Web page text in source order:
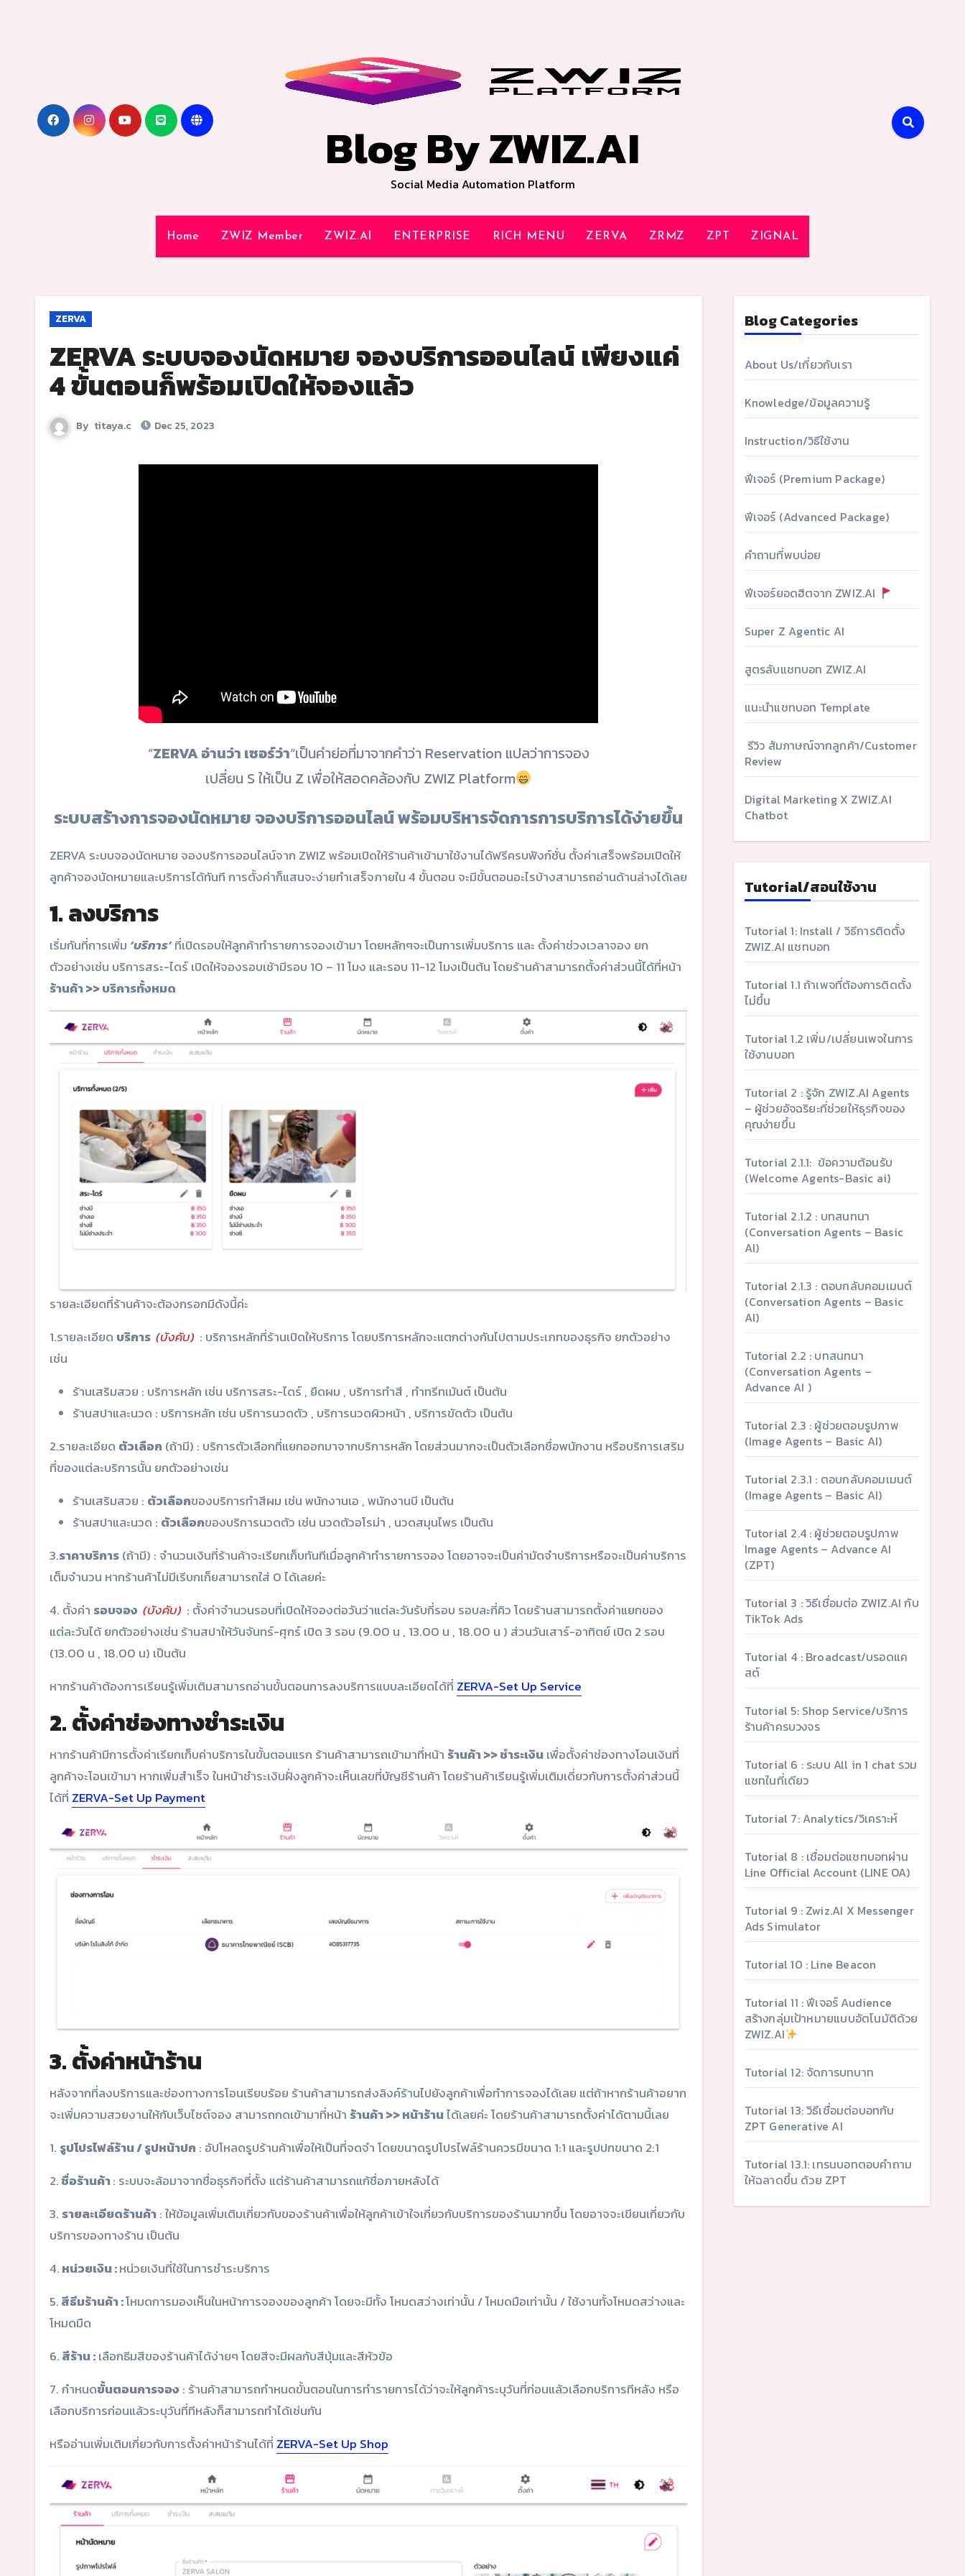
Blog By ZWIZ.AI
Social Media Automation Platform
Home ZWIZ Member ZWIZ.AI ENTERPRISE RICH MENU ZERVA ZRMZ ZPT ZIGNAL
ZERVA
ZERVA ระบบจองนัดหมาย จองบริการออนไลน์ เพียงแค่
4 ขั้นตอนก็พร้อมเปิดให้จองแล้ว
By titaya.c Dec 25, 2023
“ ZERVA อ่านว่า เซอร์ว่า“เป็นคำย่อที่มาจากคำว่า Reservation แปลว่าการจอง
เปลี่ยน S ให้เป็น Z เพื่อให้สอดคล้องกับ ZWIZ Platform
ระบบสร้างการจองนัดหมาย จองบริการออนไลน์ พร้อมบริหารจัดการการบริการได้ง่ายขึ้น
ZERVA ระบบจองนัดหมาย จองบริการออนไลน์จาก ZWIZ พร้อมเปิดให้ร้านค้าเข้ามาใช้งานได้ฟรีครบฟังก์ชั่น ตั้งค่าเสร็จพร้อมเปิดให้
ลูกค้าจองนัดหมายและบริการได้ทันที การตั้งค่าก็แสนจะง่ายทำเสร็จภายใน 4 ขั้นตอน จะมีขั้นตอนอะไรบ้างสามารถอ่านด้านล่างได้เลย
1. ลงบริการ
เริ่มกันที่การเพิ่ม ‘บริการ’ที่เปิดรอบให้ลูกค้าทำรายการจองเข้ามา โดยหลักๆจะเป็นการเพิ่มบริการ และ ตั้งค่าช่วงเวลาจอง ยก
ตัวอย่างเช่น บริการสระ-ไดร์ เปิดให้จองรอบเช้ามีรอบ 10 – 11 โมง และรอบ 11-12 โมงเป็นต้น โดยร้านค้าสามารถตั้งค่าส่วนนี้ได้ที่หน้า
ร้านค้า >> บริการทั้งหมด
รายละเอียดที่ร้านค้าจะต้องกรอกมีดังนี้ค่ะ
1.รายละเอียด บริการ (บังคับ) : บริการหลักที่ร้านเปิดให้บริการ โดยบริการหลักจะแตกต่างกันไปตามประเภทของธุรกิจ ยกตัวอย่าง
เช่น
ร้านเสริมสวย : บริการหลัก เช่น บริการสระ-ไดร์ , ยืดผม , บริการทำสี , ทำทรีทเม้นต์ เป็นต้น
ร้านสปาและนวด : บริการหลัก เช่น บริการนวดตัว , บริการนวดผิวหน้า , บริการขัดตัว เป็นต้น
2.รายละเอียด ตัวเลือก(ถ้ามี) : บริการตัวเลือกที่แยกออกมาจากบริการหลัก โดยส่วนมากจะเป็นตัวเลือกชื่อพนักงาน หรือบริการเสริม
ที่ของแต่ละบริการนั้น ยกตัวอย่างเช่น
ร้านเสริมสวย : ตัวเลือกของบริการทำสีผม เช่น พนักงานเอ , พนักงานบี เป็นต้น
ร้านสปาและนวด : ตัวเลือกของบริการนวดตัว เช่น นวดตัวอโรม่า , นวดสมุนไพร เป็นต้น
3.ราคาบริการ(ถ้ามี) : จำนวนเงินที่ร้านค้าจะเรียกเก็บทันทีเมื่อลูกค้าทำรายการจอง โดยอาจจะเป็นค่ามัดจำบริการหรือจะเป็นค่าบริการ
เต็มจำนวน หากร้านค้าไม่มีเรีบกเก็ยสามารถใส่ 0 ได้เลยค่ะ
4. ตั้งค่า รอบจอง (บังคับ) : ตั้งค่าจำนวนรอบที่เปิดให้จองต่อวันว่าแต่ละวันรับกี่รอบ รอบละกี่คิว โดยร้านสามารถตั้งค่าแยกของ
แต่ละวันได้ ยกตัวอย่างเช่น ร้านสปาให้วันจันทร์-ศุกร์ เปิด 3 รอบ (9.00 น , 13.00 น , 18.00 น ) ส่วนวันเสาร์-อาทิตย์ เปิด 2 รอบ
(13.00 น , 18.00 น) เป็นต้น
หากร้านค้าต้องการเรียนรู้เพิ่มเติมสามารถอ่านขั้นตอนการลงบริการแบบละเอียดได้ที่ ZERVA-Set Up Service
2. ตั้งค่าช่องทางชำระเงิน
หากร้านค้ามีการตั้งค่าเรียกเก็บค่าบริการในขั้นตอนแรก ร้านค้าสามารถเข้ามาที่หน้า ร้านค้า >> ชำระเงินเพื่อตั้งค่าช่องทางโอนเงินที่
ลูกค้าจะโอนเข้ามา หากเพิ่มสำเร็จ ในหน้าชำระเงินฝั่งลูกค้าจะเห็นเลขที่บัญชีร้านค้า โดยร้านค้าเรียนรู้เพิ่มเติมเดี่ยวกับการตั้งค่าส่วนนี้
ได้ที่ ZERVA-Set Up Payment
3. ตั้งค่าหน้าร้าน
หลังจากที่ลงบริการและช่องทางการโอนเรียบร้อย ร้านค้าสามารถส่งลิงค์ร้านไปยังลูกค้าเพื่อทำการจองได้เลย แต่ถ้าหากร้านค้าอยาก
จะเพิ่มความสวยงานให้กับเว็บไซต์จอง สามารถกดเข้ามาที่หน้า ร้านค้า >> หน้าร้านได้เลยค่ะ โดยร้านค้าสามารถตั้งค่าได้ตามนี้เลย
1. รูปโปรไฟล์ร้าน / รูปหน้าปก: อัปโหลดรูปร้านค้าเพื่อให้เป็นที่จดจำ โดยขนาดรูปโปรไฟล์ร้านควรมีขนาด 1:1 และรูปปกขนาด 2:1
2.ชื่อร้านค้า: ระบบจะล้อมาจากชื่อธุรกิจที่ตั้ง แต่ร้านค้าสามารถแก้ชื่อภายหลังได้
3. รายละเอียดร้านค้า: ให้ข้อมูลเพิ่มเติมเกี่ยวกับของร้านค้าเพื่อให้ลูกค้าเข้าใจเกี่ยวกับบริการของร้านมากขึ้น โดยอาจจะเขียนเกี่ยวกับ
บริการของทางร้าน เป็นต้น
4.หน่วยเงิน :หน่วยเงินที่ใช้ในการชำระบริการ
5.สีธีมร้านค้า :โหมดการมองเห็นในหน้าการจองของลูกค้า โดยจะมีทั้ง โหมดสว่างเท่านั้น / โหมดมือเท่านั้น / ใช้งานทั้งโหมดสว่างและ
โหมดมืด
6.สีร้าน :เลือกธีมสีของร้านค้าได้ง่ายๆ โดยสีจะมีผลกับสีปุ่มและสีหัวข้อ
7. กำหนดขั้นตอนการจอง : ร้านค้าสามารถกำหนดขั้นตอนในการทำรายการได้ว่าจะให้ลูกค้าระบุวันที่ก่อนแล้วเลือกบริการทีหลัง หรือ
เลือกบริการก่อนแล้วระบุวันที่ทีหลังก็สามารถทำได้เช่นกัน
หรืออ่านเพิ่มเติมเกี่ยวกับการตั้งค่าหน้าร้านได้ที่ ZERVA-Set Up Shop
Blog Categories
About Us/เกี่ยวกับเรา
Knowledge/ข้อมูลความรู้
Instruction/วิธีใช้งาน
ฟีเจอร์ (Premium Package)
ฟีเจอร์ (Advanced Package)
คำถามที่พบบ่อย
ฟีเจอร์ยอดฮิตจาก ZWIZ.AI
Super Z Agentic AI
สูตรลับแชทบอท ZWIZ.AI
แนะนำแชทบอท Template
รีวิว สัมภาษณ์จากลูกค้า/Customer
Review
Digital Marketing X ZWIZ.AI
Chatbot
Tutorial/สอนใช้งาน
Tutorial 1: Install / วิธีการติดตั้ง
ZWIZ.AI แชทบอท
Tutorial 1.1 ถ้าเพจที่ต้องการติดตั้ง
ไม่ขึ้น
Tutorial 1.2 เพิ่ม/เปลี่ยนเพจในการ
ใช้งานบอท
Tutorial 2 : รู้จัก ZWIZ.AI Agents
– ผู้ช่วยอัจฉริยะที่ช่วยให้ธุรกิจของ
คุณง่ายขึ้น
Tutorial 2.1.1: ข้อความต้อนรับ
(Welcome Agents-Basic ai)
Tutorial 2.1.2 : บทสนทนา
(Conversation Agents – Basic
AI)
Tutorial 2.1.3 : ตอบกลับคอมเมนต์
(Conversation Agents – Basic
AI)
Tutorial 2.2 : บทสนทนา
(Conversation Agents –
Advance AI )
Tutorial 2.3 : ผู้ช่วยตอบรูปภาพ
(Image Agents – Basic AI)
Tutorial 2.3.1 : ตอบกลับคอมเมนต์
(Image Agents – Basic AI)
Tutorial 2.4 : ผู้ช่วยตอบรูปภาพ
Image Agents – Advance AI
(ZPT)
Tutorial 3 : วิธีเชื่อมต่อ ZWIZ.AI กับ
TikTok Ads
Tutorial 4 : Broadcast/บรอดแค
สต์
Tutorial 5: Shop Service/บริการ
ร้านค้าครบวงจร
Tutorial 6 : ระบบ All in 1 chat รวม
แชทในที่เดียว
Tutorial 7: Analytics/วิเคราะห์
Tutorial 8 : เชื่อมต่อแชทบอทผ่าน
Line Official Account (LINE OA)
Tutorial 9 : Zwiz.AI X Messenger
Ads Simulator
Tutorial 10 : Line Beacon
Tutorial 11 : ฟีเจอร์ Audience
สร้างกลุ่มเป้าหมายแบบอัตโนมัติด้วย
ZWIZ.AI
Tutorial 12: จัดการบทบาท
Tutorial 13: วิธีเชื่อมต่อบอทกับ
ZPT Generative AI
Tutorial 13.1: เทรนบอทตอบคำถาม
ให้ฉลาดขึ้น ด้วย ZPT